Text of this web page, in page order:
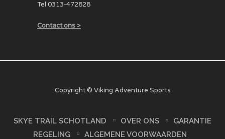
Tel 0313-472828
Contact ons >
Copyright © Viking Adventure Sports
SKYE TRAIL SCHOTLAND OVER ONS
GARANTIE
REGELING
ALGEMENE VOORWAARDEN